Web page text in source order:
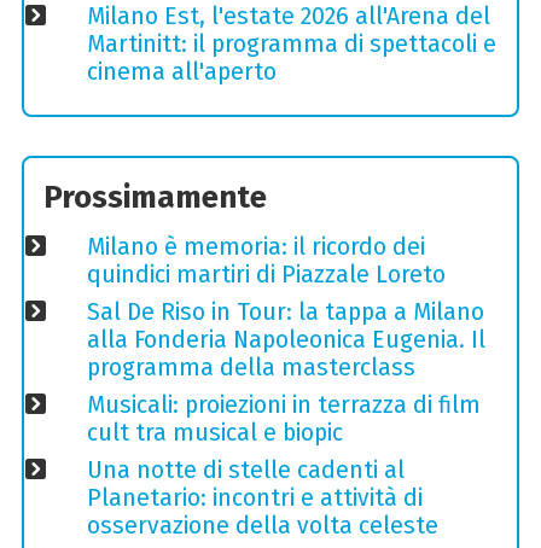
Milano Est, l'estate 2026 all'Arena del
Martinitt: il programma di spettacoli e
cinema all'aperto
Prossimamente
Milano è memoria: il ricordo dei
quindici martiri di Piazzale Loreto
Sal De Riso in Tour: la tappa a Milano
alla Fonderia Napoleonica Eugenia. Il
programma della masterclass
Musicali: proiezioni in terrazza di film
cult tra musical e biopic
Una notte di stelle cadenti al
Planetario: incontri e attività di
osservazione della volta celeste